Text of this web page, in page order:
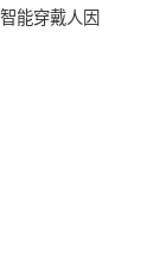
能穿戴人因